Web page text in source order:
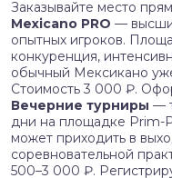
Заказывайте место
Mexicano PRO —
опытных игроков.
конкуренция,
обычный Мексикано
Стоимость 3 000 ₽.
Вечерние турниры —
дни на площадке Prim-
может приходить в
соревновательной
500–3 000 ₽.